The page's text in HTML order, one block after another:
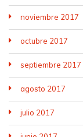
noviembre 2017
octubre 2017
septiembre 2017
agosto 2017
julio 2017